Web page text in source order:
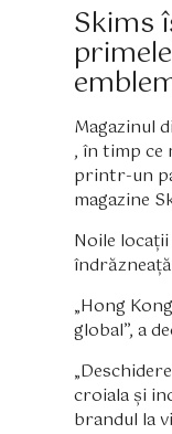
Skims
Magazinul
, în timp ce
printr-un
magazine
Noile
„Hong
global”, a
croiala și
brandul la